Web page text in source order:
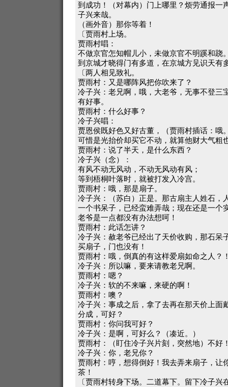
到成功！（对幕内）门上哪里？烦劳通报一
子兴来哉。
（画外音）那你等着！
〔贾雨村上场。
贾雨村唱：
不做京官怎知帽儿小，未做京官不明蹊和跷
到京城才晓得门有多道，在京城方见识天有
〔两人相见致礼。
贾雨村：又是哪阵风把你吹来了？
冷子兴：老兄啊，哦，大老爷，无事不登三
有好事。
贾雨村：什么好事？
冷子兴唱：
贾恩侯既好色又好古董，（贾雨村插话：哦
可惜是光抬价却买它不动，就算他财大气粗
贾雨村：说了半天，是什么东西？
冷子兴（念）：
有风不动无风动，不动无风动有风；
等到梧桐叶落时，就被打发入冷宫。
贾雨村：哦，那是扇子。
冷子兴：（苏白）正是。那古扇主人姓石，
一个书呆子，已经蛮难弄哉；现在还是一个
老爷是一点都没有办法想呵！
贾雨村：此话怎讲？
冷子兴：赦老爷已经出了天价收购，那石呆
买扇子，门也没有！
贾雨村：哦，倒真的有这样爱扇如命之人？
冷子兴：所以嘛，要来请教老兄啊。
贾雨村：嗯？
冷子兴：软的不来嘛，来硬的啊！
贾雨村：噢？
冷子兴：事成之后，拿了去再在那天价上面
分成，可好？
贾雨村：你问我可好？
冷子兴：是啊，可好么？（凑近。）
贾雨村：（盯住冷子兴片刻，突然地）不好
冷子兴：你，老兄你？
贾雨村：哼，想得倒好！我去弄来扇子，让
茶！
〔贾雨村转身下场。二道幕下。留下冷子兴